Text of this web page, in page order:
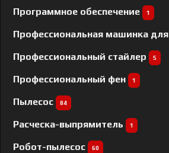
Программное обеспечение 1
Профессиональная машинка
Профессиональный cтайлер 5
Профессиональный фен 1
Пылесос 84
Расческа-выпрямитель 1
Робот-пылесос 60